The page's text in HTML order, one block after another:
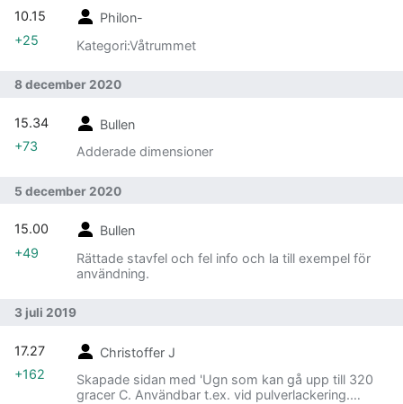
Philon-
Kategori:Våtrummet
10.15
+25
8 december 2020
Bullen
Adderade dimensioner
15.34
+73
5 december 2020
Bullen
Rättade stavfel och fel info och la till exempel för
användning.
15.00
+49
3 juli 2019
Christoffer J
Skapade sidan med 'Ugn som kan gå upp till 320
gracer C. Användbar t.ex. vid pulverlackering.
17.27
+162